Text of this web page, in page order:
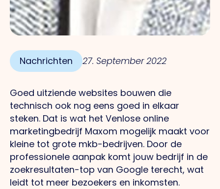
Nachrichten 27. September 2022
Goed uitziende websites bouwen die
technisch ook nog eens goed in elkaar
steken. Dat is wat het Venlose online
marketingbedrijf Maxom mogelijk maakt voor
kleine tot grote mkb-bedrijven. Door de
professionele aanpak komt jouw bedrijf in de
zoekresultaten-top van Google terecht, wat
leidt tot meer bezoekers en inkomsten.